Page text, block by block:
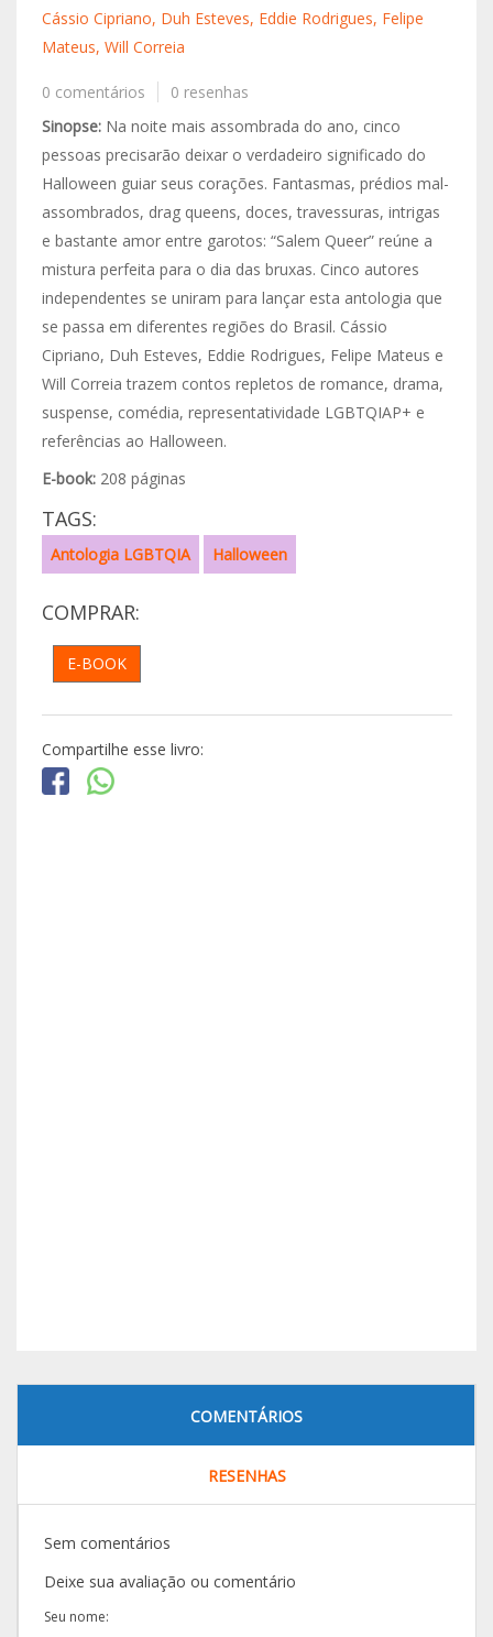
Cássio Cipriano, Duh Esteves, Eddie Rodrigues, Felipe
Mateus, Will Correia
0 comentários
0 resenhas
Sinopse:Na noite mais assombrada do ano, cinco
pessoas precisarão deixar o verdadeiro significado do
Halloween guiar seus corações. Fantasmas, prédios mal-
assombrados, drag queens, doces, travessuras, intrigas
e bastante amor entre garotos: “Salem Queer” reúne a
mistura perfeita para o dia das bruxas. Cinco autores
independentes se uniram para lançar esta antologia que
se passa em diferentes regiões do Brasil. Cássio
Cipriano, Duh Esteves, Eddie Rodrigues, Felipe Mateus e
Will Correia trazem contos repletos de romance, drama,
suspense, comédia, representatividade LGBTQIAP+ e
referências ao Halloween.
E-book:208 páginas
TAGS:
Antologia LGBTQIA Halloween
COMPRAR:
E-BOOK
Compartilhe esse livro:
COMENTÁRIOS
RESENHAS
Sem comentários
Deixe sua avaliação ou comentário
Seu nome: